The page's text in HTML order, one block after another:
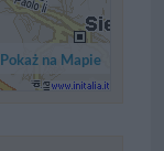
Pokaż na Mapie